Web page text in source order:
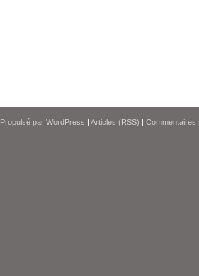
Propulsé par WordPress | Articles (RSS) | Commentaires